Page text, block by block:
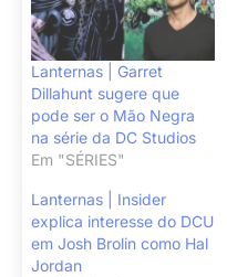
Lanternas | Garret
Dillahunt sugere que
pode ser o Mão Negra
na série da DC Studios
Em "SÉRIES"
Lanternas | Insider
explica interesse do DCU
em Josh Brolin como Hal
Jordan